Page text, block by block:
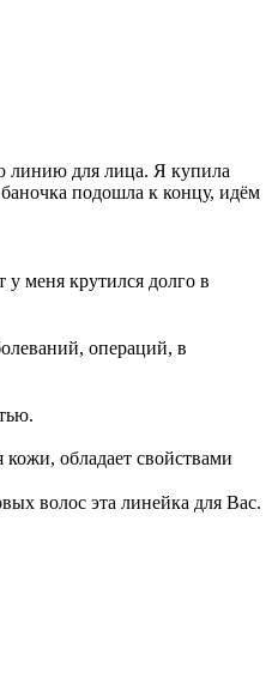
линию для лица. Я купила
подошла к концу, идём
меня крутился долго в
операций, в
обладает свойствами
волос эта линейка для Вас.